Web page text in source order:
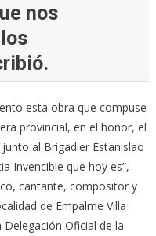
nos
esta obra que compuse
provincial, en el honor, el
al Brigadier Estanislao
Invencible que hoy es”,
cantante, compositor y
de Empalme Villa
Oficial de la